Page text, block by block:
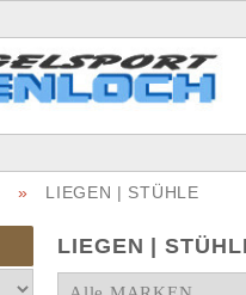
» LIEGEN | STÜHLE
LIEGEN |